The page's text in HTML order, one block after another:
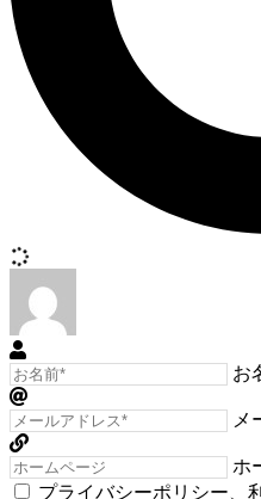
お
メ
ホ
プライバシーポリシー